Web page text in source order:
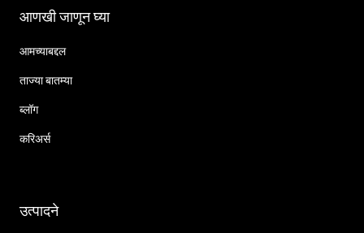
आणखी जाणून घ्या
आमच्याबद्दल
ताज्या बातम्या
ब्लॉग
करिअर्स
उत्पादने